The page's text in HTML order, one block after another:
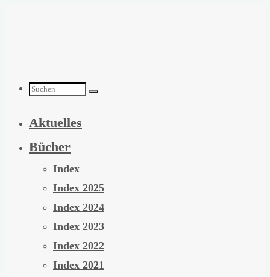
Suchen
nach:
Aktuelles
Bücher
Index
Index 2025
Index 2024
Index 2023
Index 2022
Index 2021